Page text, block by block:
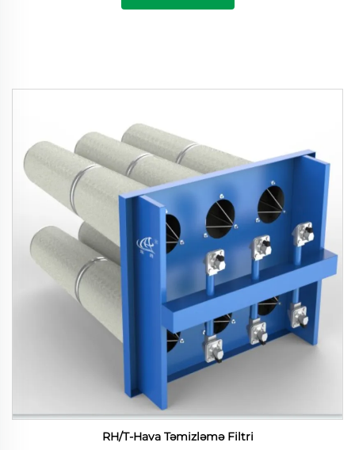
RH/T-Hava Təmizləmə Filtri